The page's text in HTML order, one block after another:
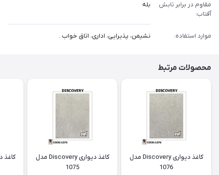
مقاوم در برابر تابش
آفتاب:
بله
موارد استفاده: نشیمن، پذیرایی، اداری، اتاق خواب .
محصولات مرتبط
کاغذ دیواری Discovery مدل
1076
کاغذ دیواری Discovery مدل
1075